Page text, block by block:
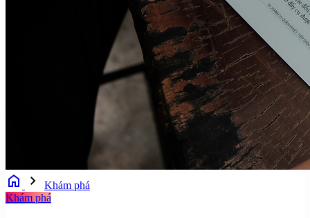
home chevron_right
Khám phá
Khám phá